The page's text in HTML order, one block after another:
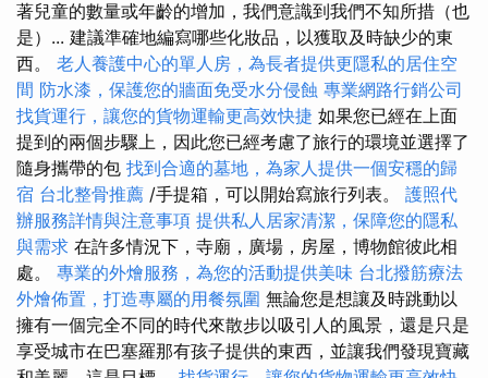
著兒童的數量或年齡的增加，我們意識到我們不知所措（也
是）... 建議準確地編寫哪些化妝品，以獲取及時缺少的東
西。 老人養護中心的單人房，為長者提供更隱私的居住空
間 防水漆，保護您的牆面免受水分侵蝕 專業網路行銷公司
找貨運行，讓您的貨物運輸更高效快捷 如果您已經在上面
提到的兩個步驟上，因此您已經考慮了旅行的環境並選擇了
隨身攜帶的包 找到合適的墓地，為家人提供一個安穩的歸
宿 台北整骨推薦 /手提箱，可以開始寫旅行列表。 護照代
辦服務詳情與注意事項 提供私人居家清潔，保障您的隱私
與需求 在許多情況下，寺廟，廣場，房屋，博物館彼此相
處。 專業的外燴服務，為您的活動提供美味 台北撥筋療法
外燴佈置，打造專屬的用餐氛圍 無論您是想讓及時跳動以
擁有一個完全不同的時代來散步以吸引人的風景，還是只是
享受城市在巴塞羅那有孩子提供的東西，並讓我們發現寶藏